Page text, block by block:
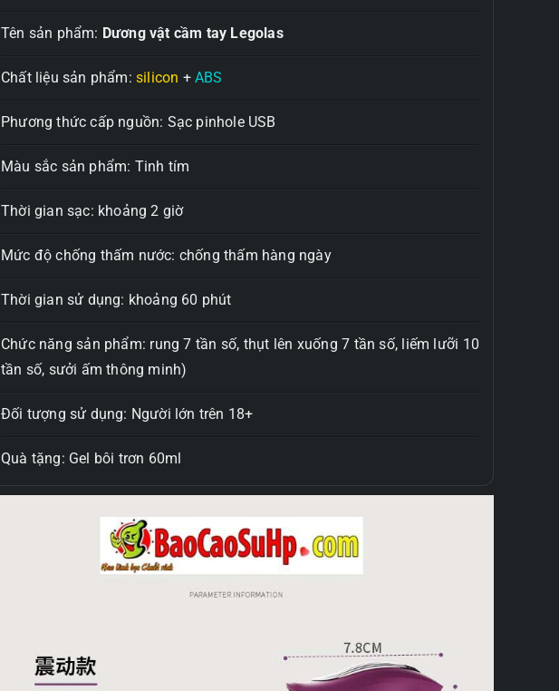
Tên sản phẩm: Dương vật cầm tay Legolas
Chất liệu sản phẩm: silicon +ABS
Phương thức cấp nguồn: Sạc pinhole USB
Màu sắc sản phẩm: Tinh tím
Thời gian sạc: khoảng 2 giờ
Mức độ chống thấm nước: chống thấm hàng ngày
Thời gian sử dụng: khoảng 60 phút
Chức năng sản phẩm: rung 7 tần số, thụt lên xuống 7 tần số, liếm lưỡi 10
tần số, sưởi ấm thông minh)
Đối tượng sử dụng: Người lớn trên 18+
Quà tặng: Gel bôi trơn 60ml